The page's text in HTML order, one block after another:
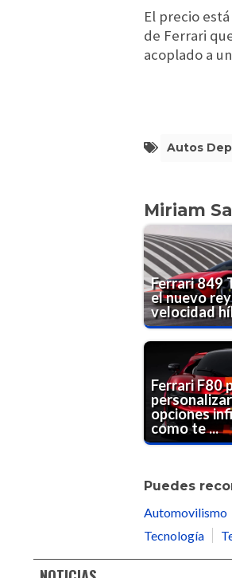
El precio
de Ferrari
acoplado a
Autos
Miriam
Ferrari 849
el nuevo
velocidad
Ferrari F80
opciones
como te ...
Puedes
Automovilismo
Tecnología